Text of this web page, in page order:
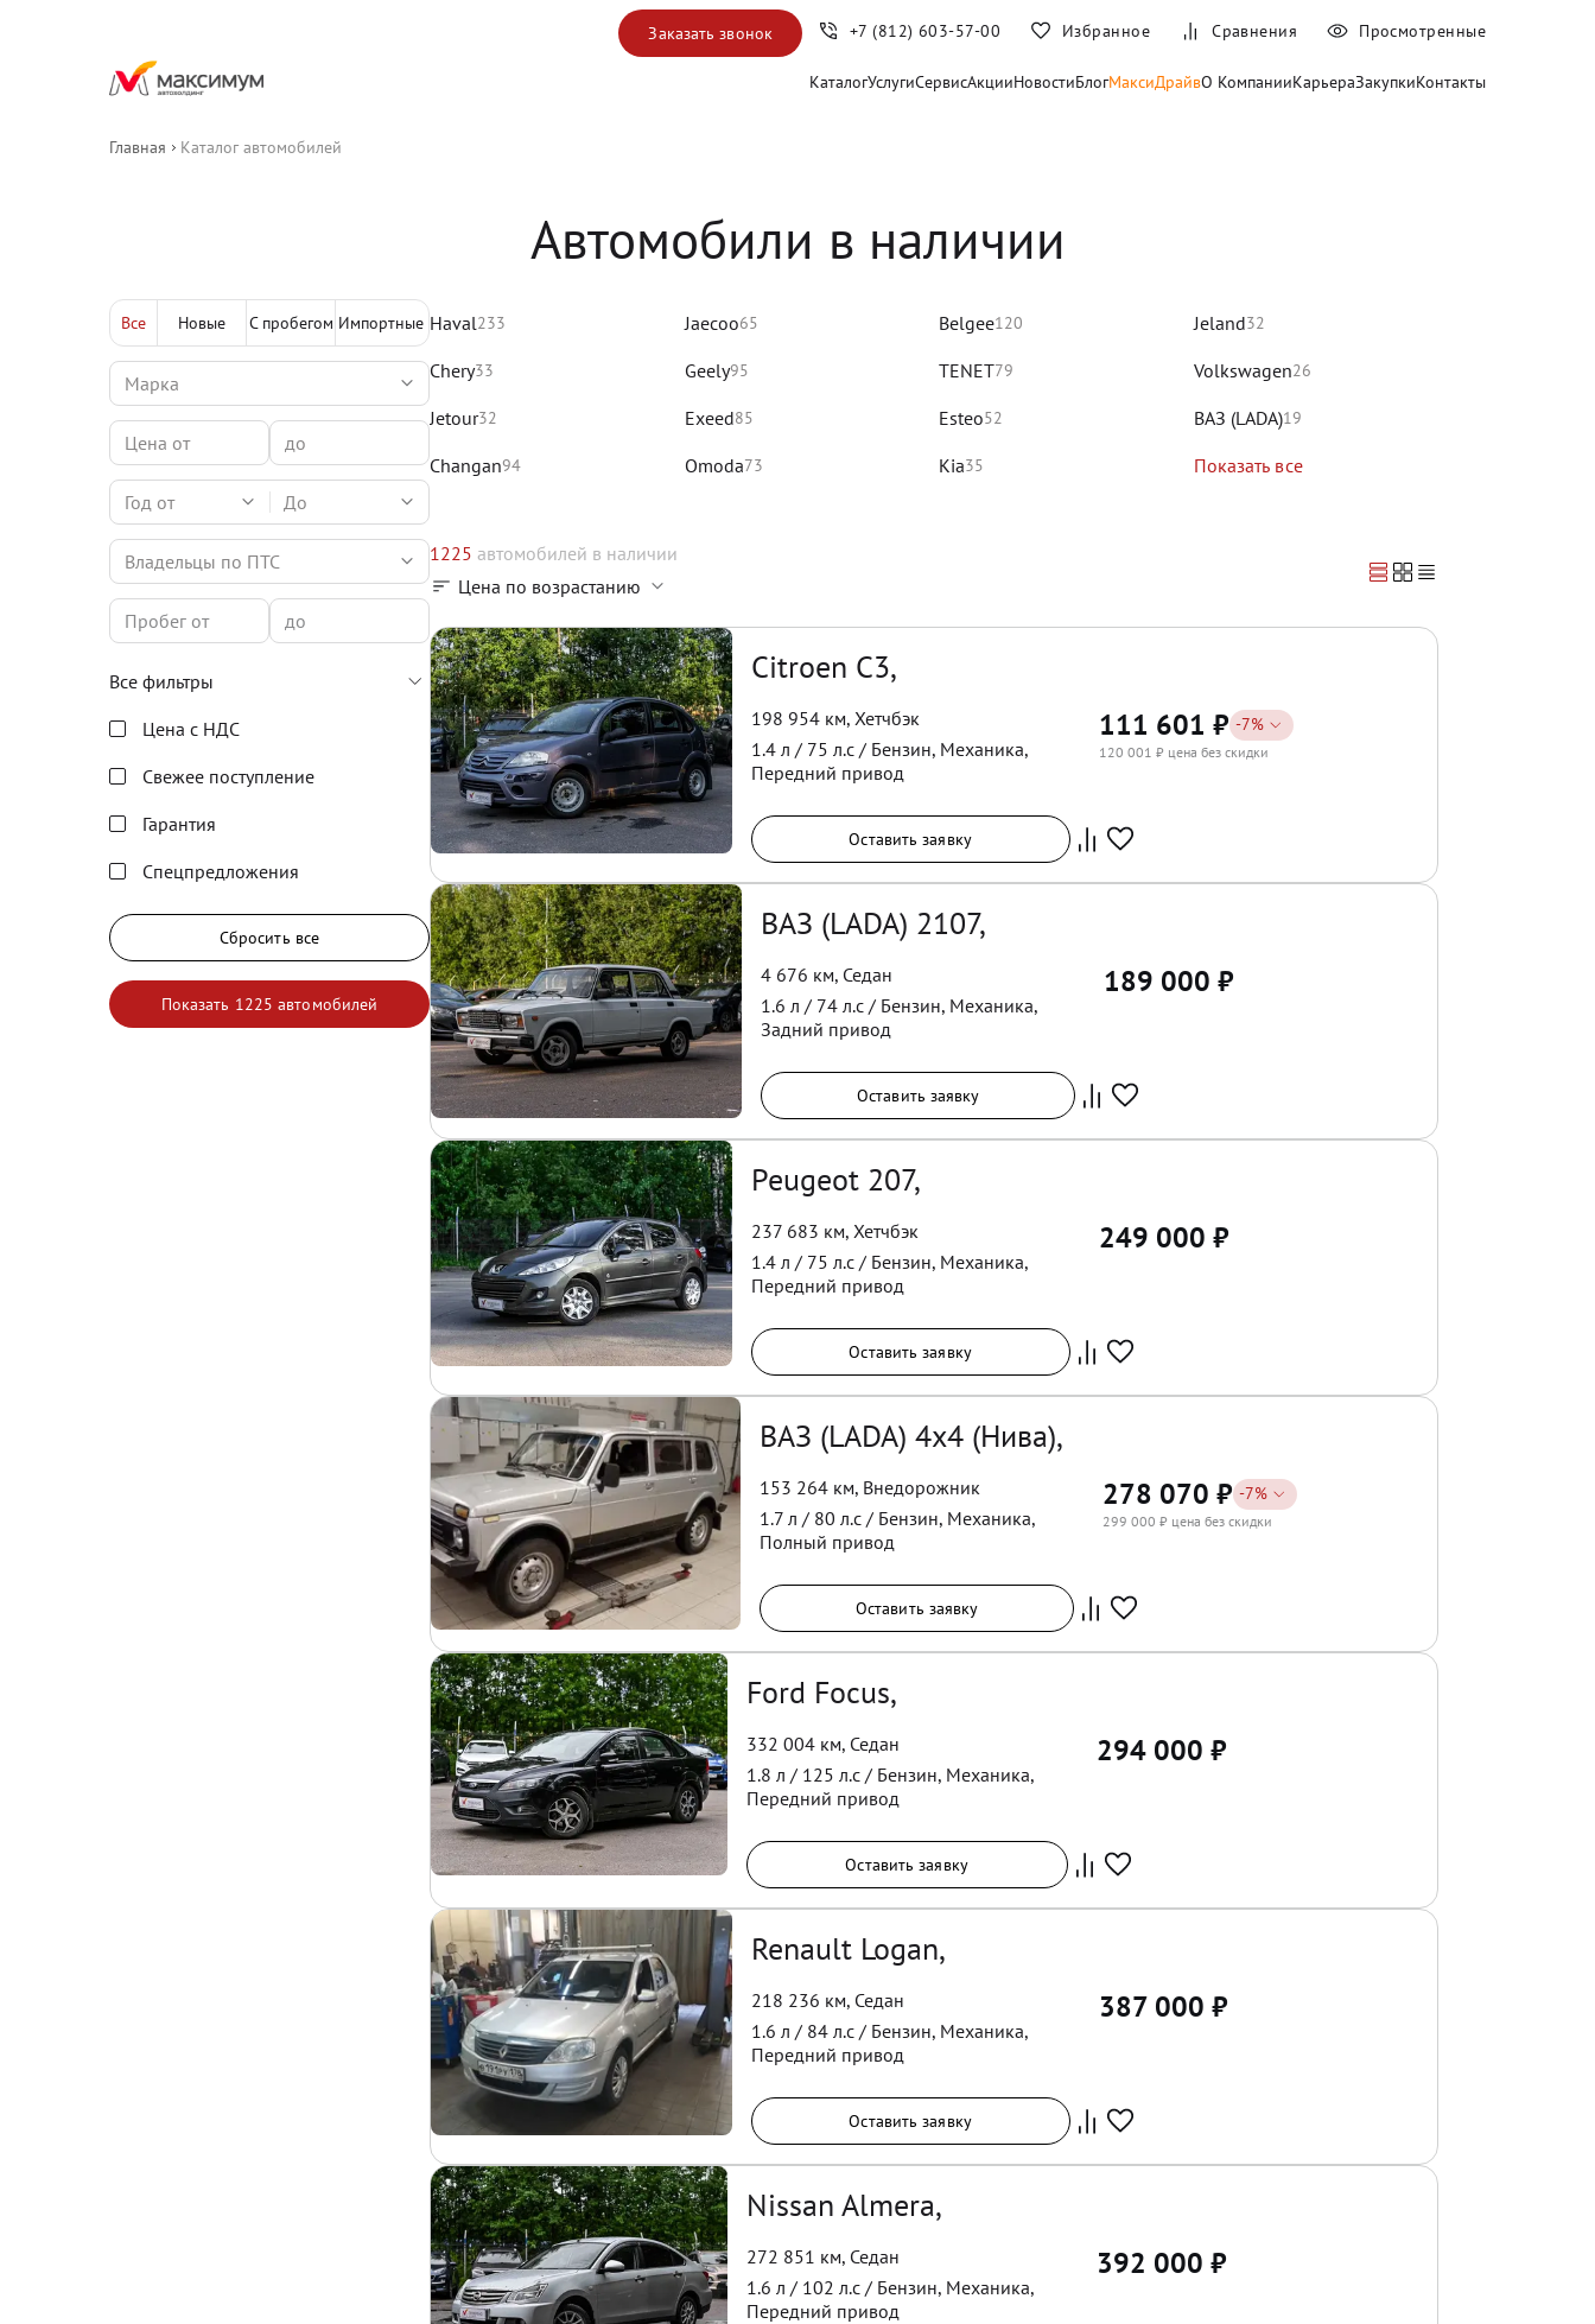
КаталогУслугиСервисАкцииНовостиБлогМаксиДрайвО КомпанииКарьераЗакупкиКонтакты
Заказать звонок +7 (812) 603-57-00 Избранное Сравнения Просмотренные
Главная Каталог автомобилей
Автомобили в наличии
Все Новые С пробегом Импортные
Год от До
Владельцы по ПТС
Все фильтры
Цена с НДС
Свежее поступление
Гарантия
Спецпредложения
Сбросить все
Показать 1225 автомобилей
Haval233
Chery33
Jetour32
Changan94
Jaecoo65
Geely95
Exeed85
Omoda73
Belgee120
TENET79
Esteo52
Kia35
Jeland32
Volkswagen26
ВАЗ (LADA)19
Показать все
1225 автомобилей в наличии
Цена по возрастанию
Citroen C3,
198 954 км, Хетчбэк
1.4л / 75 л.с / Бензин, Механика,
Передний привод
111 601 ₽ -7%
120 001 ₽ цена без скидки
Оставить заявку
ВАЗ (LADA) 2107,
4 676 км, Седан
1.6 л / 74 л.с / Бензин, Механика,
Задний привод
189 000 ₽
Оставить заявку
Peugeot 207,
237 683 км, Хетчбэк
1.4л / 75 л.с / Бензин, Механика,
Передний привод
249 000 ₽
Оставить заявку
ВАЗ (LADA) 4x4 (Нива),
153 264 км, Внедорожник
1.7л / 80 л.с / Бензин, Механика,
Полный привод
278 070 ₽ -7%
299 000 ₽ цена без скидки
Оставить заявку
Ford Focus,
332 004 км, Седан
1.8 л / 125 л.с / Бензин, Механика,
Передний привод
294 000 ₽
Оставить заявку
Renault Logan,
218 236 км, Седан
1.6 л / 84л.с / Бензин, Механика,
Передний привод
387 000 ₽
Оставить заявку
Nissan Almera,
272 851 км, Седан
1.6 л / 102 л.с / Бензин, Механика,
Передний привод
392 000 ₽